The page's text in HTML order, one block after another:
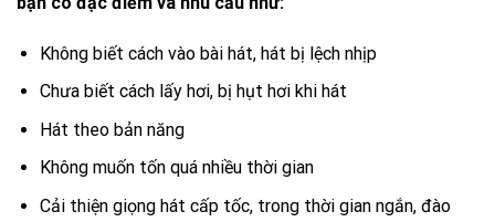
Không biết cách vào bài hát, hát bị lệch nhịp
Chưa biết cách lấy hơi, bị hụt hơi khi hát
Hát theo bản năng
Không muốn tốn quá nhiều thời gian
Cải thiện giọng hát cấp tốc, trong thời gian ngắn, đào